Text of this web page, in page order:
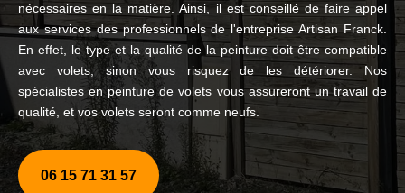
nécessaires en la matière. Ainsi, il est conseillé de faire appel
aux services des professionnels de l'entreprise Artisan Franck.
En effet, le type et la qualité de la peinture doit être compatible
avec volets, sinon vous risquez de les détériorer. Nos
spécialistes en peinture de volets vous assureront un travail de
qualité, et vos volets seront comme neufs.
06 15 71 31 57